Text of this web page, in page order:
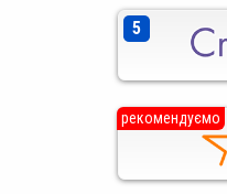
5
рекомендуємо